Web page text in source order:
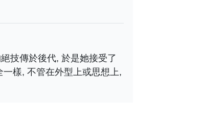
技傳於後代, 於是她接受了
樣, 不管在外型上或思想上,